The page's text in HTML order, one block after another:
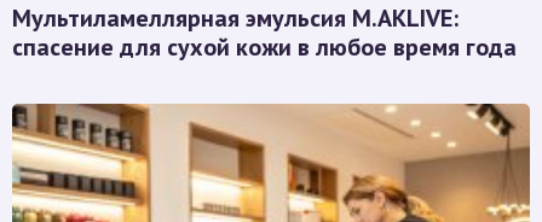
Мультиламеллярная эмульсия M.AKLIVE:
спасение для сухой кожи в любое время года